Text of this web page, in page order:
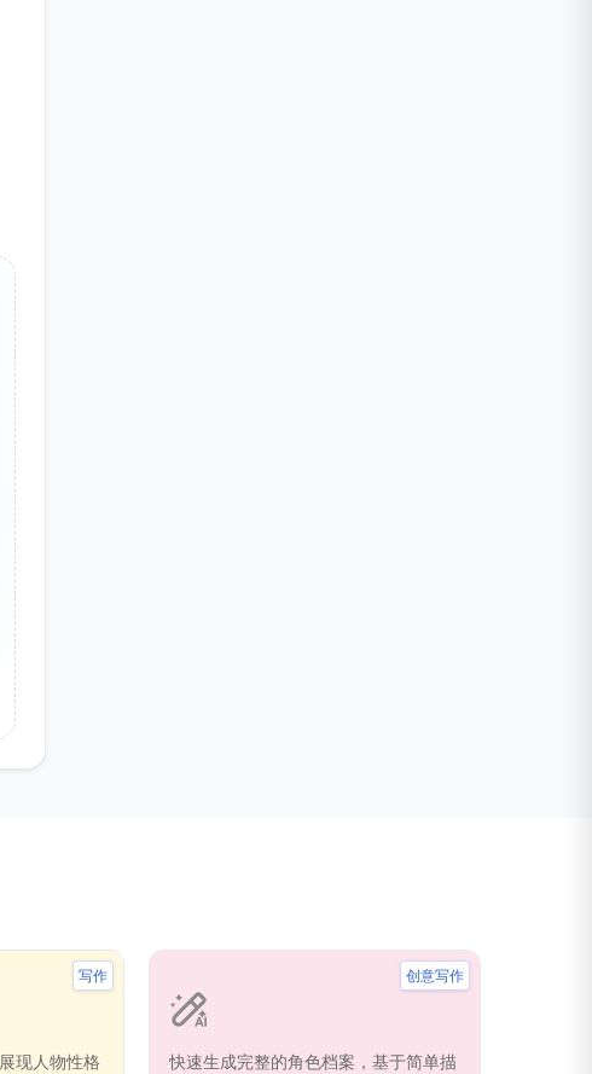
现人物性格
写作
快速生成完整的角色档案，基于简单描
创意写作